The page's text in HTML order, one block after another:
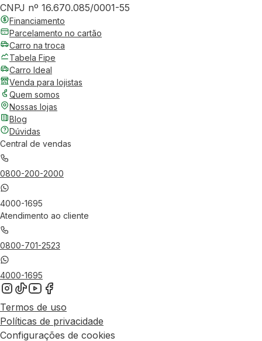
CNPJ nº 16.670.085/0001-55
Financiamento
Parcelamento no cartão
Carro na troca
Tabela Fipe
Carro Ideal
Venda para lojistas
Quem somos
Nossas lojas
Blog
Dúvidas
Central de vendas
0800-200-2000
4000-1695
Atendimento ao cliente
0800-701-2523
4000-1695
Termos de uso
Políticas de privacidade
Configurações de cookies